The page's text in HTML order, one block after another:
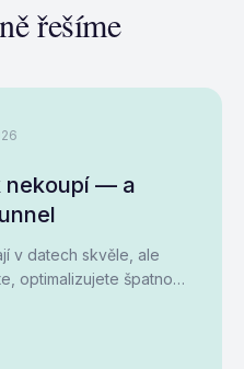
řešíme
nekoupí — a
v datech skvěle, ale
optimalizujete špatnou